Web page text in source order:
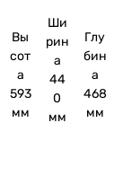
Вы
сот
а
593
мм
Ши
рин
а
44
0
мм
Глу
бин
а
468
мм